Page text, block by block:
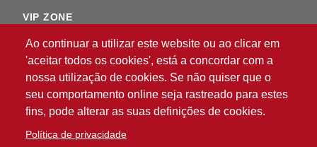
Ao continuar a utilizar este website ou ao clicar em
'aceitar todos os cookies', está a concordar com a
nossa utilização de cookies. Se não quiser que o
seu comportamento online seja rastreado para estes
fins, pode alterar as suas definições de cookies.
Política de privacidade
VIP ZONE
Entrar